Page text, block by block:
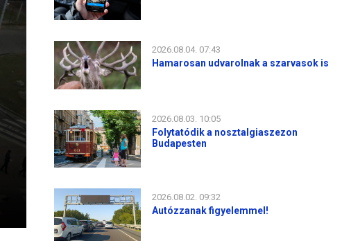
2026.08.04. 07:43
Hamarosan udvarolnak a szarvasok is
2026.08.03. 10:05
Folytatódik a nosztalgiaszezon
Budapesten
2026.08.02. 09:32
Autózzanak figyelemmel!